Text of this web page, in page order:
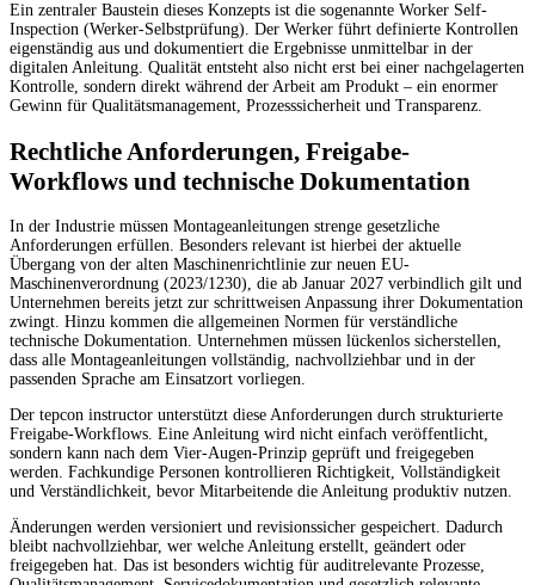
Ein zentraler Baustein dieses Konzepts ist die sogenannte Worker Self-
Inspection (Werker-Selbstprüfung). Der Werker führt definierte Kontrollen
eigenständig aus und dokumentiert die Ergebnisse unmittelbar in der
digitalen Anleitung. Qualität entsteht also nicht erst bei einer nachgelagerten
Kontrolle, sondern direkt während der Arbeit am Produkt – ein enormer
Gewinn für Qualitätsmanagement, Prozesssicherheit und Transparenz.
Rechtliche Anforderungen, Freigabe-
Workflows und technische Dokumentation
In der Industrie müssen Montageanleitungen strenge gesetzliche
Anforderungen erfüllen. Besonders relevant ist hierbei der aktuelle
Übergang von der alten Maschinenrichtlinie zur neuen EU-
Maschinenverordnung (2023/1230), die ab Januar 2027 verbindlich gilt und
Unternehmen bereits jetzt zur schrittweisen Anpassung ihrer Dokumentation
zwingt. Hinzu kommen die allgemeinen Normen für verständliche
technische Dokumentation. Unternehmen müssen lückenlos sicherstellen,
dass alle Montageanleitungen vollständig, nachvollziehbar und in der
passenden Sprache am Einsatzort vorliegen.
Der tepcon instructor unterstützt diese Anforderungen durch strukturierte
Freigabe-Workflows. Eine Anleitung wird nicht einfach veröffentlicht,
sondern kann nach dem Vier-Augen-Prinzip geprüft und freigegeben
werden. Fachkundige Personen kontrollieren Richtigkeit, Vollständigkeit
und Verständlichkeit, bevor Mitarbeitende die Anleitung produktiv nutzen.
Änderungen werden versioniert und revisionssicher gespeichert. Dadurch
bleibt nachvollziehbar, wer welche Anleitung erstellt, geändert oder
freigegeben hat. Das ist besonders wichtig für auditrelevante Prozesse,